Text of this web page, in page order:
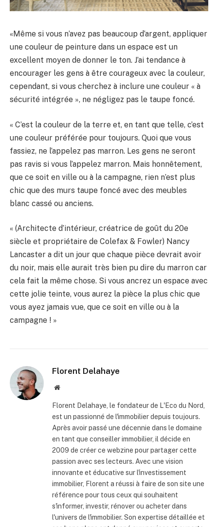
«Même si vous n’avez pas beaucoup d’argent, appliquer
une couleur de peinture dans un espace est un
excellent moyen de donner le ton. J’ai tendance à
encourager les gens à être courageux avec la couleur,
cependant, si vous cherchez à inclure une couleur « à
sécurité intégrée », ne négligez pas le taupe foncé.
« C’est la couleur de la terre et, en tant que telle, c’est
une couleur préférée pour toujours. Quoi que vous
fassiez, ne l’appelez pas marron. Les gens ne seront
pas ravis si vous l’appelez marron. Mais honnêtement,
que ce soit en ville ou à la campagne, rien n’est plus
chic que des murs taupe foncé avec des meubles
blanc cassé ou anciens.
« (Architecte d’intérieur, créatrice de goût du 20e
siècle et propriétaire de Colefax & Fowler) Nancy
Lancaster a dit un jour que chaque pièce devrait avoir
du noir, mais elle aurait très bien pu dire du marron car
cela fait la même chose. Si vous ancrez un espace avec
cette jolie teinte, vous aurez la pièce la plus chic que
vous ayez jamais vue, que ce soit en ville ou à la
campagne ! »
Florent Delahaye
Site
Florent Delahaye, le fondateur de L'Eco du Nord,
est un passionné de l'immobilier depuis toujours.
Après avoir passé une décennie dans le domaine
en tant que conseiller immobilier, il décide en
2009 de créer ce webzine pour partager cette
passion avec ses lecteurs. Avec une vision
innovante et éducative sur l'investissement
immobilier, Florent a réussi à faire de son site une
référence pour tous ceux qui souhaitent
s'informer, investir, rénover ou acheter dans
l'univers de l'immobilier. Son expertise détaillée et